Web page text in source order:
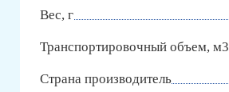
Вес, г
Транспортировочный объем, м3
Страна производитель